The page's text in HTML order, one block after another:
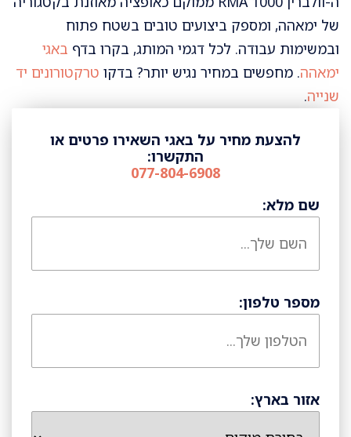
של ימאהה, ומספק ביצועים טובים בשטח פתוח
ובמשימות עבודה. לכל דגמי המותג, בקרו בדף באגי
ימאהה. מחפשים במחיר נגיש יותר? בדקו טרקטורונים יד
שנייה.
להצעת מחיר על באגי השאירו פרטים או
התקשרו:
077-804-6908
שם מלא:
מספר טלפון:
אזור בארץ: